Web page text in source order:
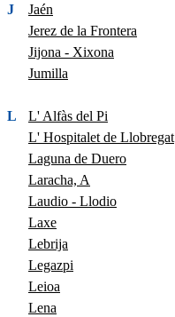
J
Jaén
Jerez de la Frontera
Jijona - Xixona
Jumilla
L
L' Alfàs del Pi
L' Hospitalet de Llobregat
Laguna de Duero
Laracha, A
Laudio - Llodio
Laxe
Lebrija
Legazpi
Leioa
Lena